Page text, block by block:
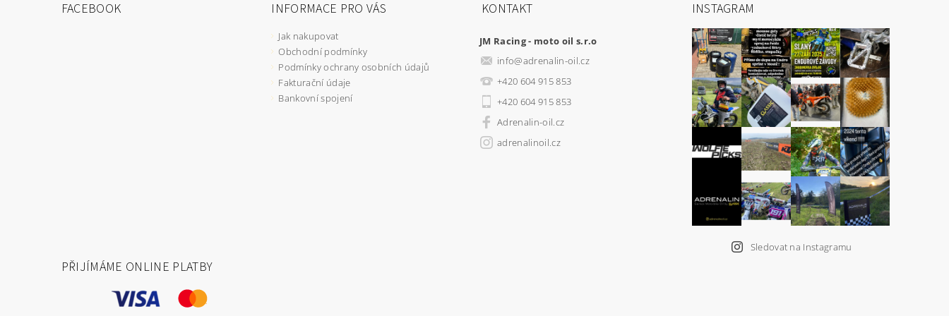
FACEBOOK INFORMACE PRO VÁS
Jak nakupovat
Obchodní podmínky
Podmínky ochrany osobních údajů
Fakturační údaje
Bankovní spojení
KONTAKT
JM Racing - moto oil s.r.o
info@adrenalin-oil.cz
+420 604 915 853
+420 604 915 853
Adrenalin-oil.cz
adrenalinoil.cz
INSTAGRAM
Sledovat na Instagramu
PŘIJÍMÁME ONLINE PLATBY